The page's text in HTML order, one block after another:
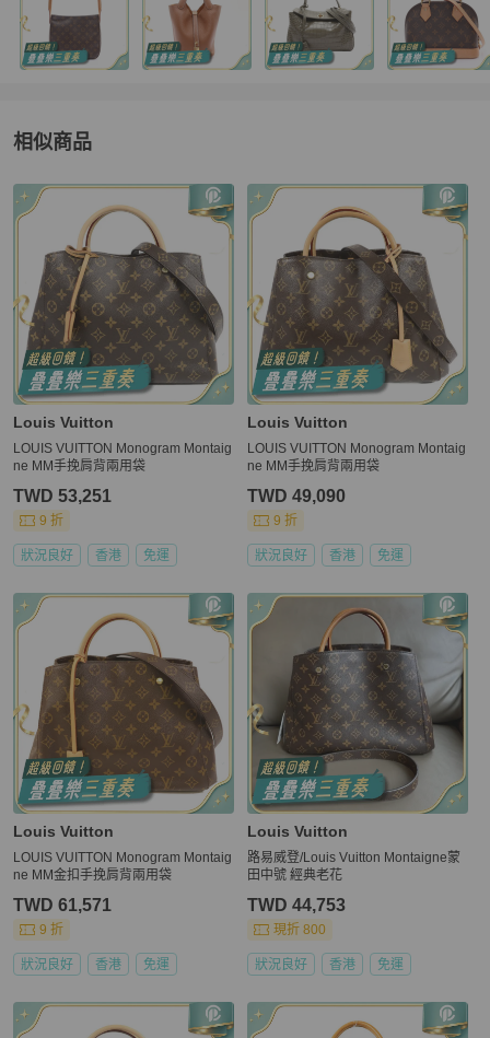
相似商品
更多相似Louis Vuitton女包推薦精品
Louis Vuitton
LOUIS VUITTON Monogram Montaig
ne MM手挽肩背兩用袋
TWD 53,251
9 折
狀況良好 香港 免運
Louis Vuitton
LOUIS VUITTON Monogram Montaig
ne MM手挽肩背兩用袋
TWD 49,090
9 折
狀況良好 香港 免運
Louis Vuitton
LOUIS VUITTON Monogram Montaig
ne MM金扣手挽肩背兩用袋
TWD 61,571
9 折
狀況良好 香港 免運
Louis Vuitton
路易威登/Louis Vuitton Montaigne蒙
田中號 經典老花
TWD 44,753
現折 800
狀況良好 香港 免運